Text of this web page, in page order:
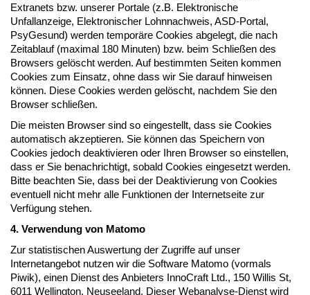
Extranets bzw. unserer Portale (z.B. Elektronische
Unfallanzeige, Elektronischer Lohnnachweis, ASD-Portal,
PsyGesund) werden temporäre Cookies abgelegt, die nach
Zeitablauf (maximal 180 Minuten) bzw. beim Schließen des
Browsers gelöscht werden. Auf bestimmten Seiten kommen
Cookies zum Einsatz, ohne dass wir Sie darauf hinweisen
können. Diese Cookies werden gelöscht, nachdem Sie den
Browser schließen.
Die meisten Browser sind so eingestellt, dass sie Cookies
automatisch akzeptieren. Sie können das Speichern von
Cookies jedoch deaktivieren oder Ihren Browser so einstellen,
dass er Sie benachrichtigt, sobald Cookies eingesetzt werden.
Bitte beachten Sie, dass bei der Deaktivierung von Cookies
eventuell nicht mehr alle Funktionen der Internetseite zur
Verfügung stehen.
4. Verwendung von Matomo
Zur statistischen Auswertung der Zugriffe auf unser
Internetangebot nutzen wir die Software Matomo (vormals
Piwik), einen Dienst des Anbieters InnoCraft Ltd., 150 Willis St,
6011 Wellington, Neuseeland. Dieser Webanalyse-Dienst wird